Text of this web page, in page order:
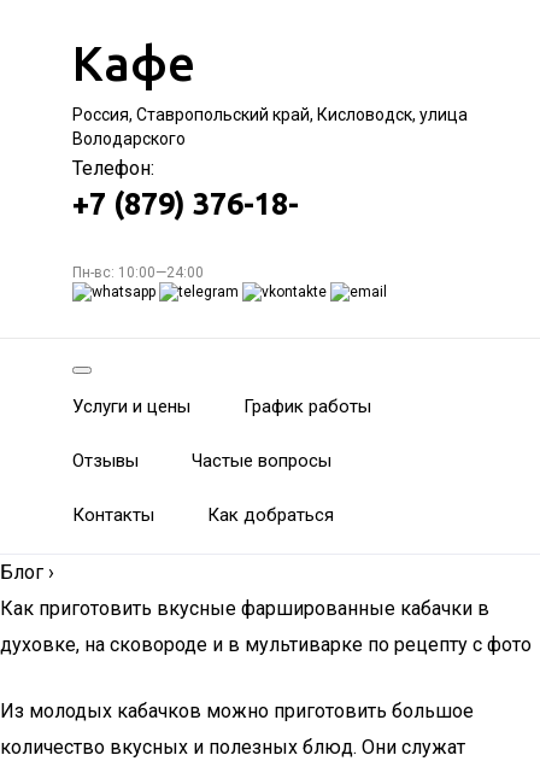
Кафе
Россия, Ставропольский край, Кисловодск, улица
Володарского
Телефон:
+7 (879) 376-18-
Пн-вс: 10:00—24:00
Услуги и цены График работы
Отзывы Частые вопросы
Контакты Как добраться
Блог ›
Как приготовить вкусные фаршированные кабачки в
духовке, на сковороде и в мультиварке по рецепту с фото
Из молодых кабачков можно приготовить большое
количество вкусных и полезных блюд. Они служат